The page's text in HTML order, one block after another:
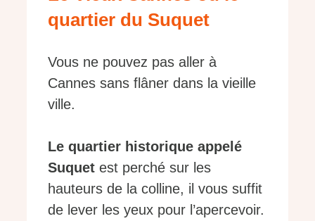
quartier du Suquet
Vous ne pouvez pas aller à
Cannes sans flâner dans la vieille
ville.
Le quartier historique appelé
Suquet est perché sur les
hauteurs de la colline, il vous suffit
de lever les yeux pour l’apercevoir.